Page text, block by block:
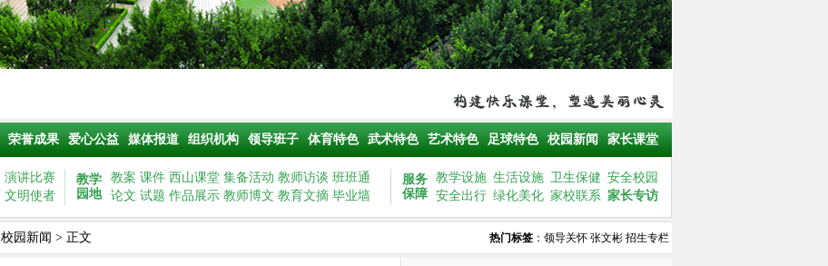
荣誉成果 爱心公益 媒体报道 组织机构 领导班子 体育特色 武术特色 艺术特色 足球特色 校园新闻 家长课堂
演讲比赛
文明使者
教学
园地
教案 课件 西山课堂 集备活动 教师访谈 班班通
论文 试题 作品展示 教师博文 教育文摘 毕业墙
服务
保障
教学设施 生活设施 卫生保健 安全校园
安全出行 绿化美化 家校联系 家长专访
校园新闻 > 正文 热门标签 ： 领导关怀 张文彬 招生专栏